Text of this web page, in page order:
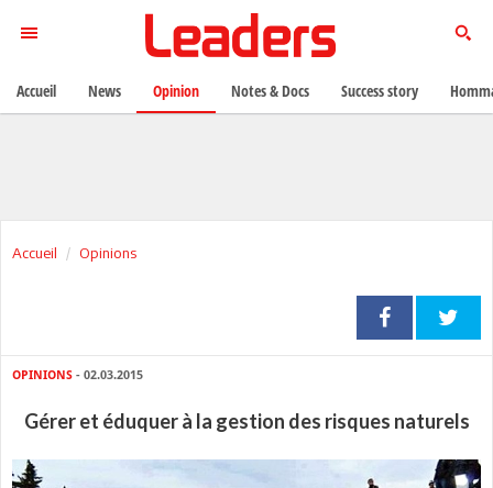
Accueil Opinions
OPINIONS - 02.03.2015
Gérer et éduquer à la gestion des risques naturels
Accueil News Opinion Notes & Docs Success story